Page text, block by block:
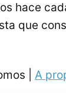
hace
que
| A